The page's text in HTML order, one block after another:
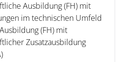
Ausbildung (FH) mit
im technischen Umfeld
(FH) mit
Zusatzausbildung